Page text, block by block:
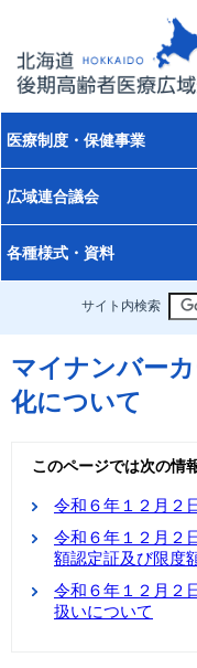
医療制度・保健事業
広域連合議会
各種様式・資料
サイト内検索
マイナンバー
化について
このページでは次の情
令和６年１２月２
令和６年１２月２
額認定証及び限度
令和６年１２月２
扱いについて